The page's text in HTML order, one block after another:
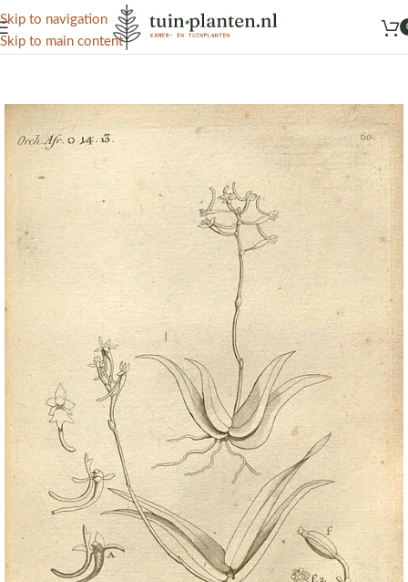
Skip to navigation
Skip to main content
Het grootste aanbod kamer- en tuinplanten
Home/ Kennisbank/Tuinplanten